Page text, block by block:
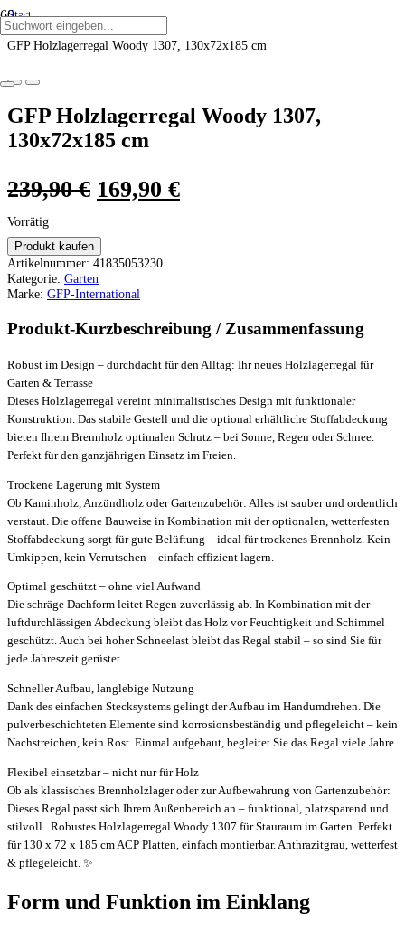
Start
/
GFP Holzlagerregal Woody 1307, 130x72x185 cm
GFP Holzlagerregal Woody 1307,
130x72x185 cm
239,90€ Ursprünglicher
war:
239,90 €
169,90 €Aktueller
Vorrätig
Produkt kaufen
Artikelnummer: 41835053230
Kategorie: Garten
Marke: GFP-International
Produkt-Kurzbeschreibung / Zusammenfassung
Robust im Design – durchdacht für den Alltag: Ihr neues Holzlagerregal für
Garten & Terrasse
Dieses Holzlagerregal vereint minimalistisches Design mit funktionaler
Konstruktion. Das stabile Gestell und die optional erhältliche Stoffabdeckung
bieten Ihrem Brennholz optimalen Schutz – bei Sonne, Regen oder Schnee.
Perfekt für den ganzjährigen Einsatz im Freien.
Trockene Lagerung mit System
Ob Kaminholz, Anzündholz oder Gartenzubehör: Alles ist sauber und ordentlich
verstaut. Die offene Bauweise in Kombination mit der optionalen, wetterfesten
Stoffabdeckung sorgt für gute Belüftung – ideal für trockenes Brennholz. Kein
Umkippen, kein Verrutschen – einfach effizient lagern.
Optimal geschützt – ohne viel Aufwand
Die schräge Dachform leitet Regen zuverlässig ab. In Kombination mit der
luftdurchlässigen Abdeckung bleibt das Holz vor Feuchtigkeit und Schimmel
geschützt. Auch bei hoher Schneelast bleibt das Regal stabil – so sind Sie für
jede Jahreszeit gerüstet.
Schneller Aufbau, langlebige Nutzung
Dank des einfachen Stecksystems gelingt der Aufbau im Handumdrehen. Die
pulverbeschichteten Elemente sind korrosionsbeständig und pflegeleicht – kein
Nachstreichen, kein Rost. Einmal aufgebaut, begleitet Sie das Regal viele Jahre.
Flexibel einsetzbar – nicht nur für Holz
Ob als klassisches Brennholzlager oder zur Aufbewahrung von Gartenzubehör:
Dieses Regal passt sich Ihrem Außenbereich an – funktional, platzsparend und
stilvoll.. Robustes Holzlagerregal Woody 1307 für Stauraum im Garten. Perfekt
für 130 x 72 x 185 cm ACP Platten, einfach montierbar. Anthrazitgrau, wetterfest
& pflegeleicht. ✨
Form und Funktion im Einklang
ANGEBOT!
ANGEBOT!
ANGEBOT!
ANGEBOT!
ANGEBOT!
ANGEBOT!